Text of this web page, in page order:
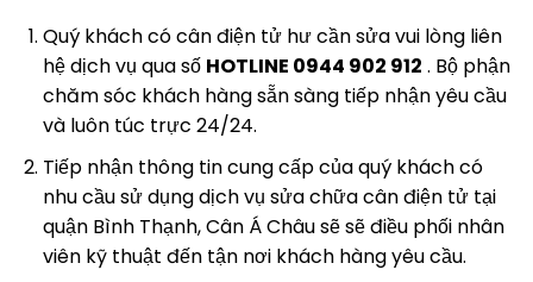
Quý khách có cân điện tử hư cần sửa vui lòng liên
hệ dịch vụ qua số HOTLINE 0944 902 912 . Bộ phận
chăm sóc khách hàng sẵn sàng tiếp nhận yêu cầu
và luôn túc trực 24/24.
Tiếp nhận thông tin cung cấp của quý khách có
nhu cầu sử dụng dịch vụ sửa chữa cân điện tử tại
quận Bình Thạnh, Cân Á Châu sẽ sẽ điều phối nhân
viên kỹ thuật đến tận nơi khách hàng yêu cầu.